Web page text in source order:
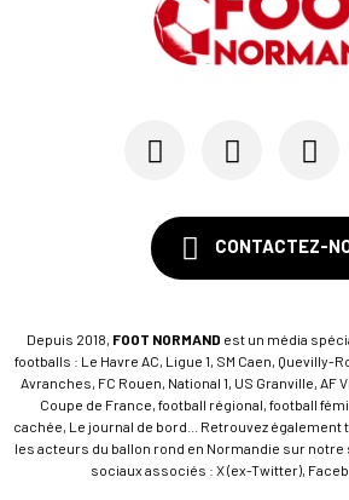
CONTACTEZ-
Depuis 2018, FOOT NORMAND est un média
footballs : Le Havre AC, Ligue 1, SM Caen, Quevilly-
Avranches, FC Rouen, National 1, US Granville, AF
Coupe de France, football régional, football
cachée, Le journal de bord... Retrouvez
les acteurs du ballon rond en Normandie sur
sociaux associés : X (ex-Twitter),